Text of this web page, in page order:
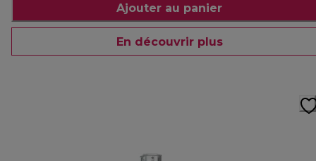
Ajouter au panier
En découvrir plus